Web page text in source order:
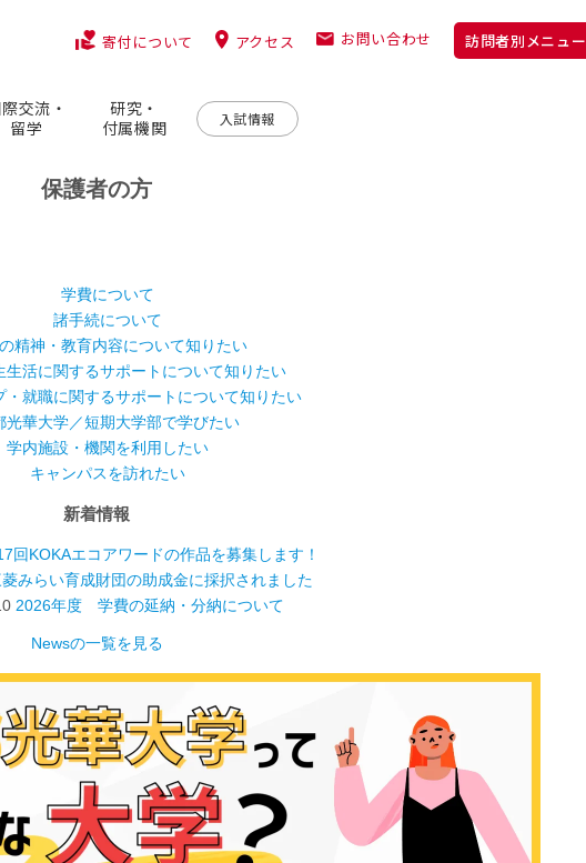
寄付について アクセス お問い合わせ 訪問者別メニュー
交流・
留学
研究・
付属機関
入試情報
保護者の方
学費について
諸手続について
精神・教育内容について知りたい
生活に関するサポートについて知りたい
・就職に関するサポートについて知りたい
光華大学／短期大学部で学びたい
学内施設・機関を利用したい
キャンパスを訪れたい
新着情報
回KOKAエコアワードの作品を募集します！
菱みらい育成財団の助成金に採択されました
2026年度 学費の延納・分納について
Newsの一覧を見る